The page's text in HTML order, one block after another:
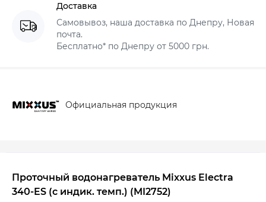
Доставка
Самовывоз, наша доставка по Днепру, Новая
почта.
Бесплатно* по Днепру от 5000 грн.
Официальная продукция
Проточный водонагреватель Mixxus Electra
340-ES (с индик. темп.) (MI2752)